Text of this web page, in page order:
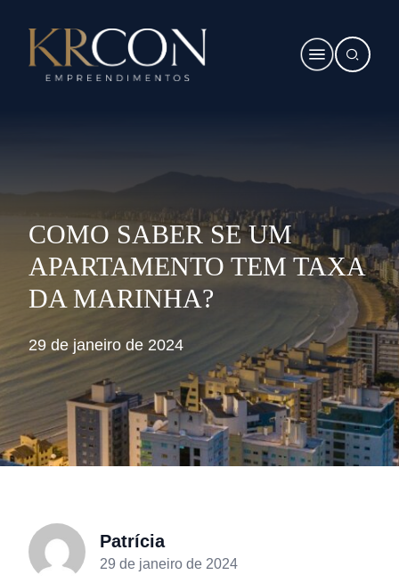
COMO SABER SE UM
APARTAMENTO TEM TAXA
DA MARINHA?
29 de janeiro de 2024
Patrícia
29 de janeiro de 2024